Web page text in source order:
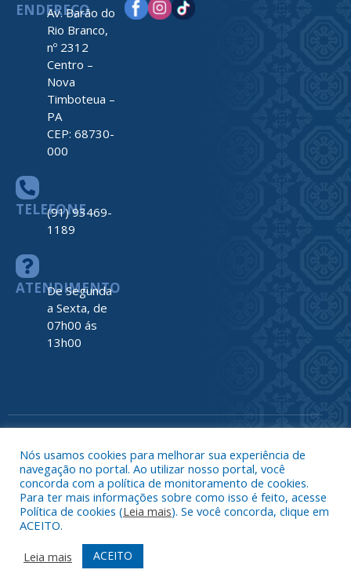
ENDEREÇO
Av. Barão do
Rio Branco,
nº 2312
Centro –
Nova
Timboteua –
PA
CEP: 68730-
000
TELEFONE
(91) 93469-
1189
ATENDIMENTO
De Segunda
a Sexta, de
07h00 ás
13h00
Acessar
Nós usamos cookies para melhorar sua experiência de
navegação no portal. Ao utilizar nosso portal, você
concorda com a política de monitoramento de cookies.
Para ter mais informações sobre como isso é feito, acesse
Política de cookies (Leia mais). Se você concorda, clique em
ACEITO.
Leia mais
ACEITO